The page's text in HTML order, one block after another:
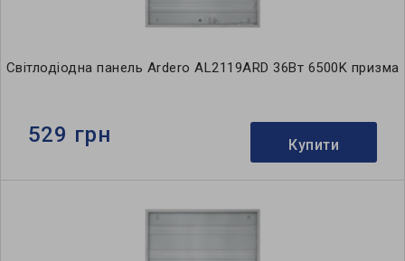
Світлодіодна панель Ardero AL2119ARD 36Вт 6500K призма
529 грн Купити